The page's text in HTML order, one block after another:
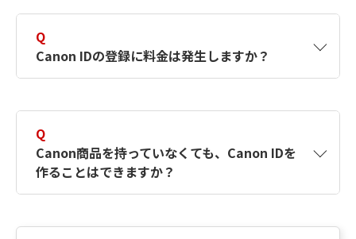
択したサービスから取得します。アカウントを
簡単に作成できるように、この情報を使用して
Canon IDの登録フォームを入力します。
Q
Canon IDの登録に料金は発生しますか？
Q
Canon商品を持っていなくても、Canon IDを
作ることはできますか？